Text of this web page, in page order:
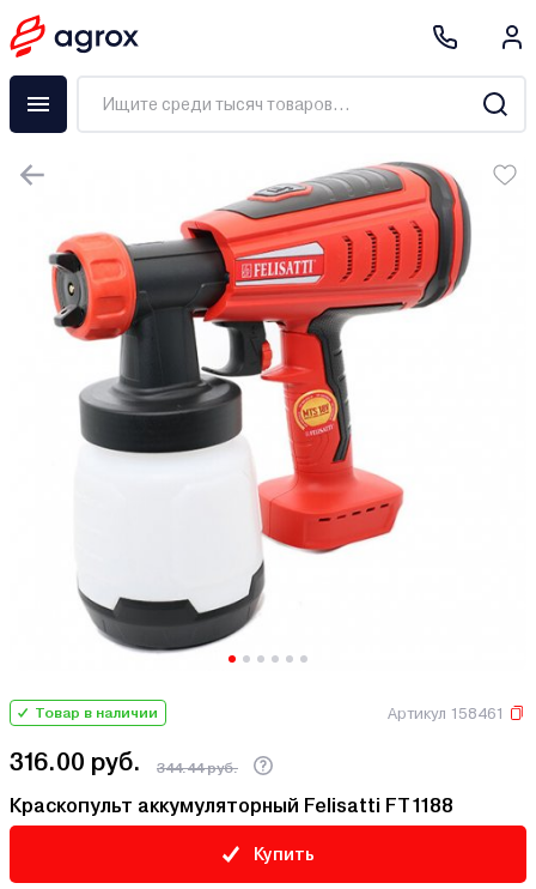
Товар в наличии Артикул 158461
316.00 руб. 344.44 руб.
Краскопульт аккумуляторный Felisatti FT1188
Купить